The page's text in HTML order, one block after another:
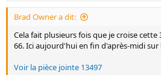
Brad Owner a dit:
Cela fait plusieurs fois que je croise
66. Ici aujourd'hui en fin d'après-midi sur
Voir la pièce jointe 13497